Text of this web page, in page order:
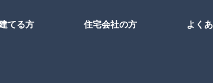
てる方 住宅会社の方 よく